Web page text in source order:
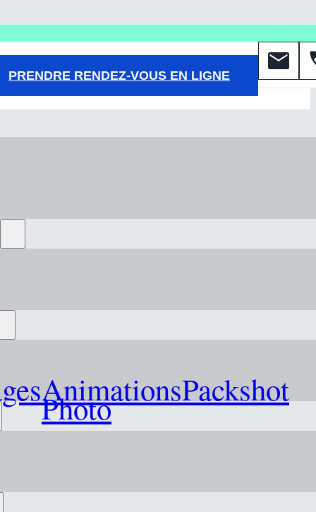
PRENDRE RENDEZ-VOUS EN LIGNE
Animations
Photo Packshot